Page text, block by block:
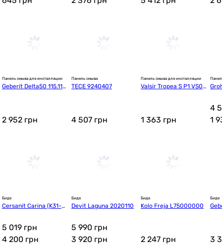
Панель смыва для инсталляции
Geberit Delta50 115.119.
2 952 грн
Панель смыва
TECE 9240407
4 507 грн
Панель смыва для инсталляции
Valsir Tropea S P1 VS0
1 363 грн
4
1
Биде
Cersanit Carina (K31-0
5 019 грн
4 200 грн
Биде
Devit Laguna 2020110
5 990 грн
3 920 грн
Биде
Kolo Freja L75000000
2 247 грн
Биде
3